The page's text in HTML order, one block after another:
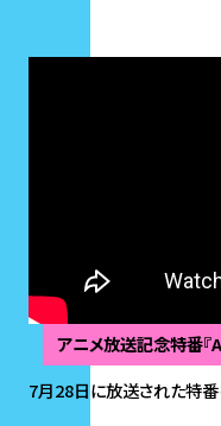
アニメ放送記念特番
7月28日に放送された特番